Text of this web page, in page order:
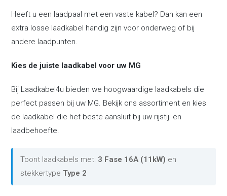
Heeft u een laadpaal met een vaste kabel? Dan kan een
extra losse laadkabel handig zijn voor onderweg of bij
andere laadpunten.
Kies de juiste laadkabel voor uw MG
Bij Laadkabel4u bieden we hoogwaardige laadkabels die
perfect passen bij uw MG. Bekijk ons assortiment en kies
de laadkabel die het beste aansluit bij uw rijstijl en
laadbehoefte.
Toont laadkabels met: 3 Fase 16A (11kW) en
stekkertypeType 2